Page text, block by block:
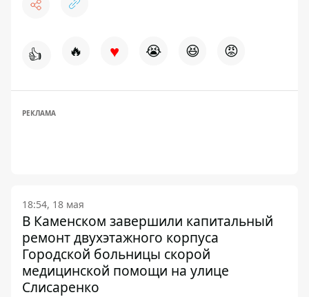
👍 🔥 ♥ 😭 😆 😡
РЕКЛАМА
18:54, 18 мая
В Каменском завершили капитальный
ремонт двухэтажного корпуса
Городской больницы скорой
медицинской помощи на улице
Слисаренко